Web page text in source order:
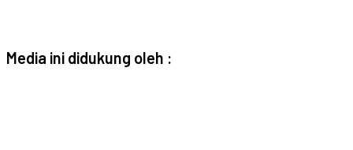
Media ini didukung oleh :